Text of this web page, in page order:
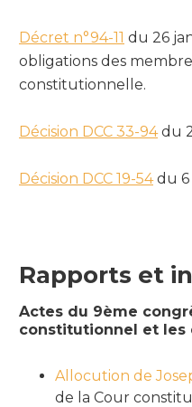
Décret n°94-11 du 26
obligations des
constitutionnelle.
Décision DCC 33-94du
Décision DCC 19-54du 6
Rapports et
Actes du 9ème
constitutionnel et les
Allocution de
de la Cour